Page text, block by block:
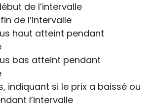
de l’intervalle
de l’intervalle
haut atteint pendant
bas atteint pendant
indiquant si le prix a baissé ou
l’intervalle